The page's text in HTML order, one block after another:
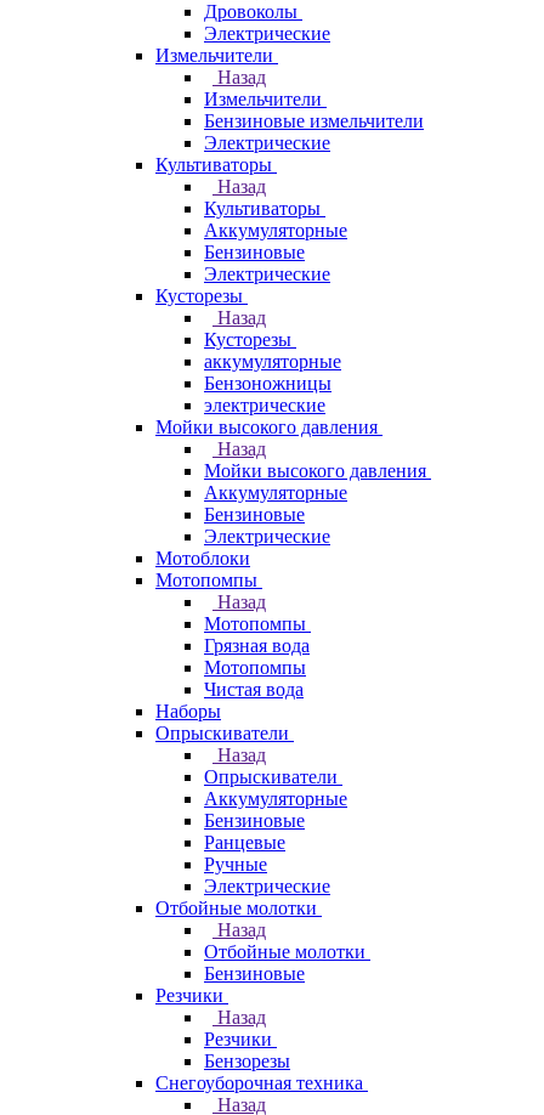
Дровоколы
Электрические
Измельчители
Назад
Измельчители
Бензиновые измельчители
Электрические
Культиваторы
Назад
Культиваторы
Аккумуляторные
Бензиновые
Электрические
Кусторезы
Назад
Кусторезы
аккумуляторные
Бензоножницы
электрические
Мойки высокого давления
Назад
Мойки высокого давления
Аккумуляторные
Бензиновые
Электрические
Мотоблоки
Мотопомпы
Назад
Мотопомпы
Грязная вода
Мотопомпы
Чистая вода
Наборы
Опрыскиватели
Назад
Опрыскиватели
Аккумуляторные
Бензиновые
Ранцевые
Ручные
Электрические
Отбойные молотки
Назад
Отбойные молотки
Бензиновые
Резчики
Назад
Резчики
Бензорезы
Снегоуборочная техника
Назад